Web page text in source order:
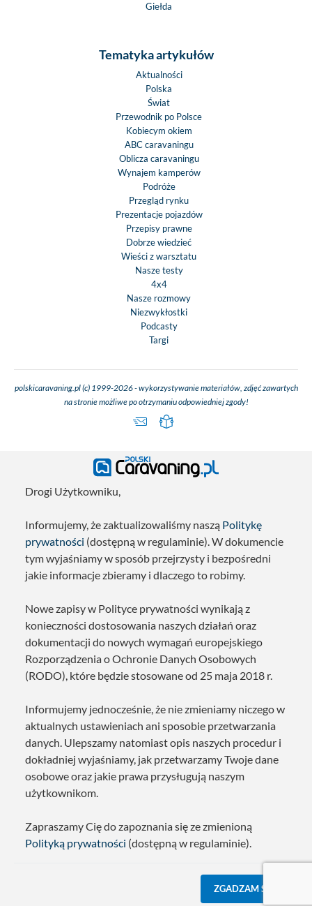
Giełda
Tematyka artykułów
Aktualności
Polska
Świat
Przewodnik po Polsce
Kobiecym okiem
ABC caravaningu
Oblicza caravaningu
Wynajem kamperów
Podróże
Przegląd rynku
Prezentacje pojazdów
Przepisy prawne
Dobrze wiedzieć
Wieści z warsztatu
Nasze testy
4x4
Nasze rozmowy
Niezwykłostki
Podcasty
Targi
polskicaravaning.pl (c) 1999-2026 - wykorzystywanie materiałów, zdjęć zawartych
na stronie możliwe po otrzymaniu odpowiedniej zgody!
Drogi Użytkowniku,
Informujemy, że zaktualizowaliśmy naszą Politykę
prywatności (dostępną w regulaminie). W dokumencie
tym wyjaśniamy w sposób przejrzysty i bezpośredni
jakie informacje zbieramy i dlaczego to robimy.
Nowe zapisy w Polityce prywatności wynikają z
konieczności dostosowania naszych działań oraz
dokumentacji do nowych wymagań europejskiego
Rozporządzenia o Ochronie Danych Osobowych
(RODO), które będzie stosowane od 25 maja 2018 r.
Informujemy jednocześnie, że nie zmieniamy niczego w
aktualnych ustawieniach ani sposobie przetwarzania
danych. Ulepszamy natomiast opis naszych procedur i
dokładniej wyjaśniamy, jak przetwarzamy Twoje dane
osobowe oraz jakie prawa przysługują naszym
użytkownikom.
Zapraszamy Cię do zapoznania się ze zmienioną
Polityką prywatności (dostępną w regulaminie).
ZGADZAM SIĘ